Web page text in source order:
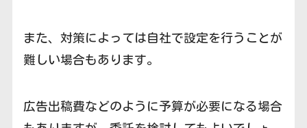
また、対策によっては自社で設定を行うことが
難しい場合もあります。
広告出稿費などのように予算が必要になる場合